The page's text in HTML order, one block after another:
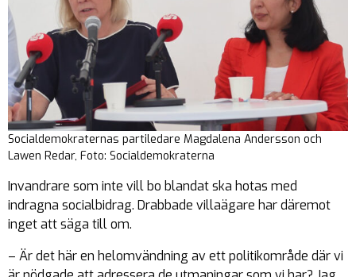
Socialdemokraternas partiledare Magdalena Andersson och
Lawen Redar, Foto: Socialdemokraterna
Invandrare som inte vill bo blandat ska hotas med
indragna socialbidrag. Drabbade villaägare har däremot
inget att säga till om.
– Är det här en helomvändning av ett politikområde där vi